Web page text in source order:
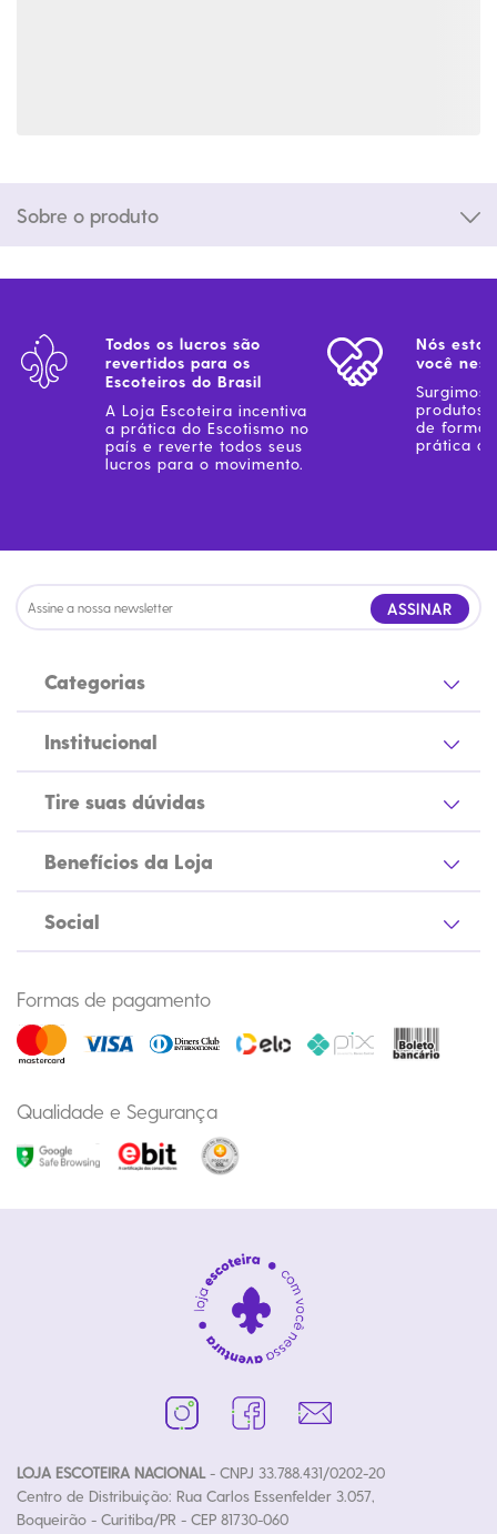
Sobre o produto
Todos os lucros são
revertidos para os
Escoteiros do Brasil
A Loja Escoteira incentiva
a prática do Escotismo no
país e reverte todos seus
lucros para o movimento.
Nós
você
Surgimos
produtos
de forma
prática
ASSINAR
Categorias
Institucional
Tire suas dúvidas
Benefícios da Loja
Social
Formas de pagamento
Qualidade e Segurança
LOJA ESCOTEIRA NACIONAL- CNPJ 33.788.431/0202-20
Centro de Distribuição: Rua Carlos Essenfelder 3.057,
Boqueirão - Curitiba/PR - CEP 81730-060